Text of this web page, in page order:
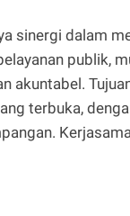
sinergi dalam
publik,
akuntabel.
terbuka,